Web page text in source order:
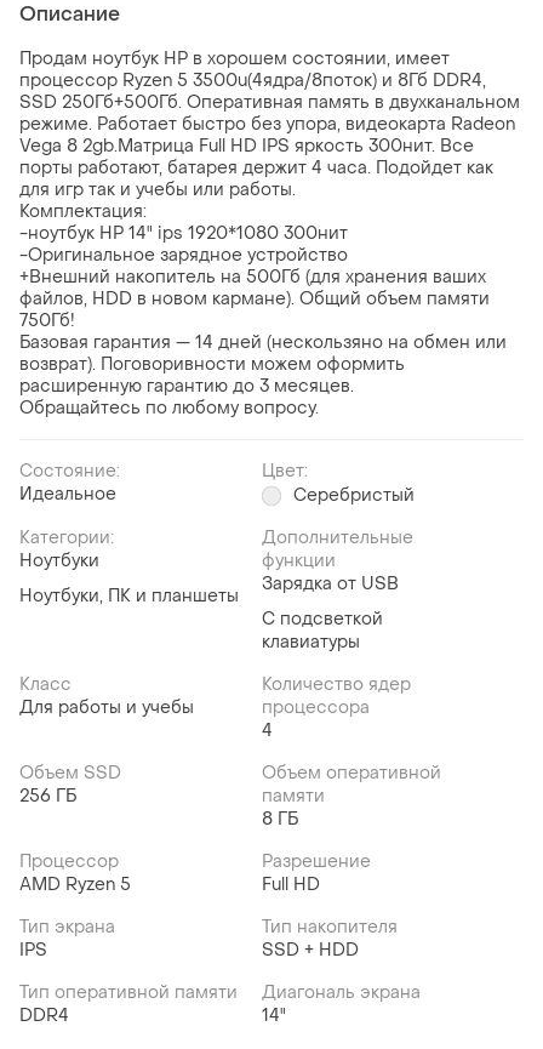
Описание
Продам ноутбук HP в хорошем состоянии, имеет
процессор Ryzen 5 3500u(4ядра/8поток) и 8Гб DDR4,
SSD 250Гб+500Гб. Оперативная память в двухканальном
режиме. Работает быстро без упора, видеокарта Radeon
Vega 8 2gb.Матрица Full HD IPS яркость 300нит. Все
порты работают, батарея держит 4 часа. Подойдет как
для игр так и учебы или работы.
Комплектация:
-ноутбук HP 14" ips 1920*1080 300нит
-Оригинальное зарядное устройство
+Внешний накопитель на 500Гб (для хранения ваших
файлов, HDD в новом кармане). Общий объем памяти
750Гб!
Базовая гарантия — 14 дней (нескользяно на обмен или
возврат). Поговоривности можем оформить
расширенную гарантию до 3 месяцев.
Обращайтесь по любому вопросу.
Состояние:
Идеальное
Цвет:
Серебристый
Категории:
Ноутбуки
Ноутбуки, ПК и планшеты
Дополнительные
функции
Зарядка от USB
С подсветкой
клавиатуры
Класс
Для работы и учебы
Количество ядер
процессора
4
Объем SSD
256 ГБ
Объем оперативной
памяти
8 ГБ
Процессор
AMD Ryzen 5
Разрешение
Full HD
Тип экрана
IPS
Тип накопителя
SSD + HDD
Тип оперативной памяти
DDR4
Диагональ экрана
14"